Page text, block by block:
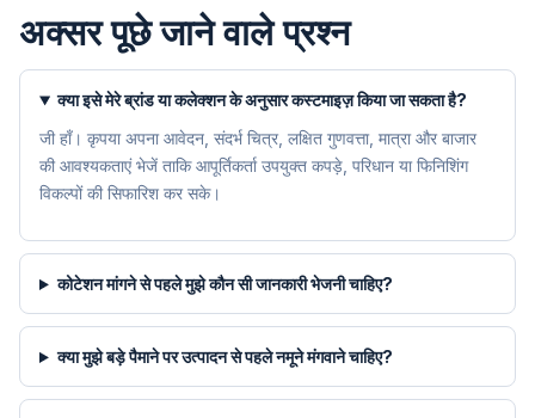
अक्सर पूछे जाने वाले प्रश्न
क्या इसे मेरे ब्रांड या कलेक्शन के अनुसार कस्टमाइज़ किया जा सकता है?
जी हाँ। कृपया अपना आवेदन, संदर्भ चित्र, लक्षित गुणवत्ता, मात्रा और बाजार
की आवश्यकताएं भेजें ताकि आपूर्तिकर्ता उपयुक्त कपड़े, परिधान या फिनिशिंग
विकल्पों की सिफारिश कर सके।
कोटेशन मांगने से पहले मुझे कौन सी जानकारी भेजनी चाहिए?
क्या मुझे बड़े पैमाने पर उत्पादन से पहले नमूने मंगवाने चाहिए?